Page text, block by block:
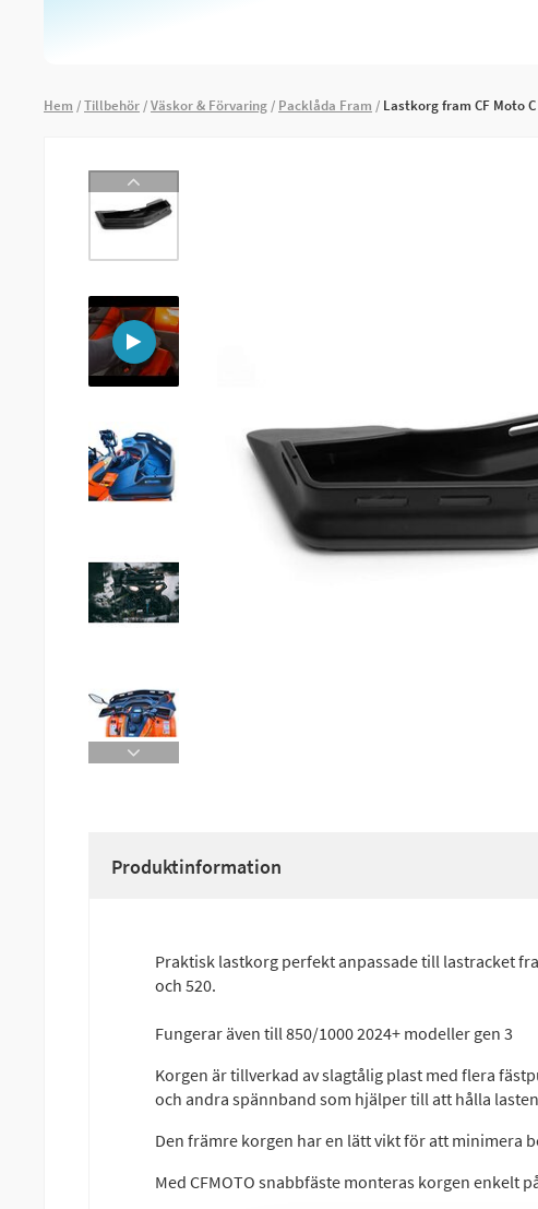
Hem Tillbehör Väskor & Förvaring Packlåda Fram Lastkorg fram CF Moto
Produktinformation
Praktisk lastkorg perfekt anpassade till lastracket
och 520.
Fungerar även till 850/1000 2024+ modeller gen 3
Korgen är tillverkad av slagtålig plast med flera
och andra spännband som hjälper till att hålla
Den främre korgen har en lätt vikt för att minimera
Med CFMOTO snabbfäste monteras korgen enkelt